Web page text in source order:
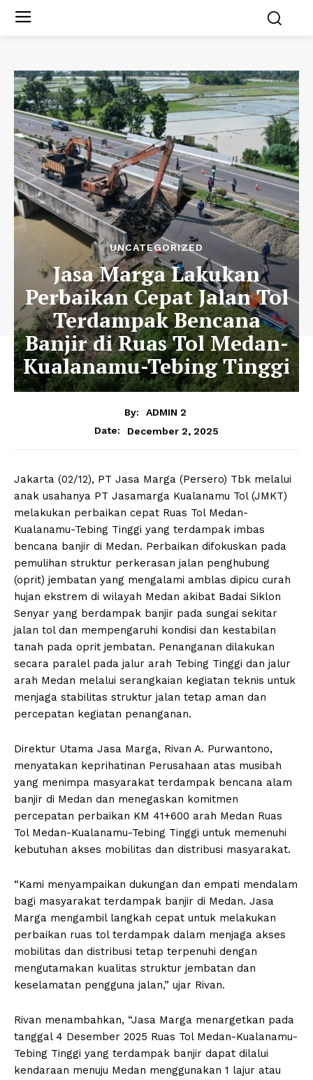
UNCATEGORIZED
Jasa Marga Lakukan
Perbaikan Cepat Jalan Tol
Terdampak Bencana
Banjir di Ruas Tol Medan-
Kualanamu-Tebing Tinggi
By:
ADMIN 2
Date:
December 2, 2025
Jakarta (02/12), PT Jasa Marga (Persero) Tbk melalui
anak usahanya PT Jasamarga Kualanamu Tol (JMKT)
melakukan perbaikan cepat Ruas Tol Medan-
Kualanamu-Tebing Tinggi yang terdampak imbas
bencana banjir di Medan. Perbaikan difokuskan pada
pemulihan struktur perkerasan jalan penghubung
(oprit) jembatan yang mengalami amblas dipicu curah
hujan ekstrem di wilayah Medan akibat Badai Siklon
Senyar yang berdampak banjir pada sungai sekitar
jalan tol dan mempengaruhi kondisi dan kestabilan
tanah pada oprit jembatan. Penanganan dilakukan
secara paralel pada jalur arah Tebing Tinggi dan jalur
arah Medan melalui serangkaian kegiatan teknis untuk
menjaga stabilitas struktur jalan tetap aman dan
percepatan kegiatan penanganan.
Direktur Utama Jasa Marga, Rivan A. Purwantono,
menyatakan keprihatinan Perusahaan atas musibah
yang menimpa masyarakat terdampak bencana alam
banjir di Medan dan menegaskan komitmen
percepatan perbaikan KM 41+600 arah Medan Ruas
Tol Medan-Kualanamu-Tebing Tinggi untuk memenuhi
kebutuhan akses mobilitas dan distribusi masyarakat.
“Kami menyampaikan dukungan dan empati mendalam
bagi masyarakat terdampak banjir di Medan. Jasa
Marga mengambil langkah cepat untuk melakukan
perbaikan ruas tol terdampak dalam menjaga akses
mobilitas dan distribusi tetap terpenuhi dengan
mengutamakan kualitas struktur jembatan dan
keselamatan pengguna jalan,” ujar Rivan.
Rivan menambahkan, “Jasa Marga menargetkan pada
tanggal 4 Desember 2025 Ruas Tol Medan-Kualanamu-
Tebing Tinggi yang terdampak banjir dapat dilalui
kendaraan menuju Medan menggunakan 1 lajur atau